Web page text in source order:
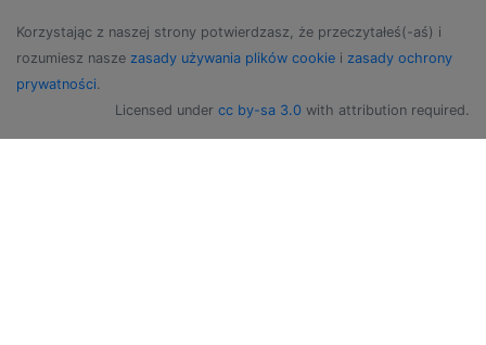
Korzystając z naszej strony potwierdzasz, że przeczytałeś(-aś) i
rozumiesz nasze zasady używania plików cookie i zasady ochrony
prywatności.
Licensed under cc by-sa 3.0 with attribution required.